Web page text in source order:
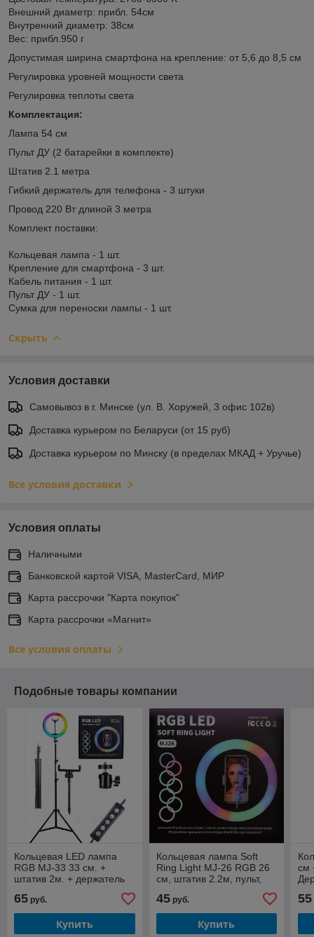
Внешний диаметр: прибл. 54см
Внутренний диаметр: 38см
Вес: прибл.950 г
Допустимая ширина смартфона на крепление: от 5,6 до 8,5 см
Регулировка уровней мощности света
Регулировка теплоты света
Комплектация:
Лампа 54 см
Пульт ДУ (2 батарейки в комплекте)
Штатив 2.1 метра
Гибкий держатель для телефона - 3 штуки
Провод 220 Вт длиной 3 метра
Комплект поставки:
Кольцевая лампа - 1 шт.
Крепление для смартфона - 3 шт.
Кабель питания - 1 шт.
Пульт ДУ - 1 шт.
Сумка для переноски лампы - 1 шт.
Скрыть
Условия доставки
Самовывоз в г. Минске (ул. В. Хоружей, 3 офис 102в)
Доставка курьером по Беларуси (от 15 руб)
Доставка курьером по Минску (в пределах МКАД + Уручье)
Все условия доставки
Условия оплаты
Наличными
Банковской картой VISA, MasterCard, МИР
Карта рассрочки "Карта покупок"
Карта рассрочки «Магнит»
Все условия оплаты
Подобные товары компании
Кольцевая LED лампа
RGB MJ-33 33 см. +
штатив 2м. + держатель
65 руб.
Купить
Кольцевая лампа Soft
Ring Light MJ-26 RGB 26
см, штатив 2.2м, пульт,
смартфона
45руб.
Купить
см
55